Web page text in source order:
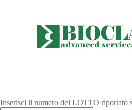
Inserisci il numero del LOTTO riportato